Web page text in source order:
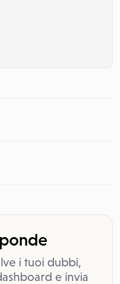
i tuoi dubbi,
e invia